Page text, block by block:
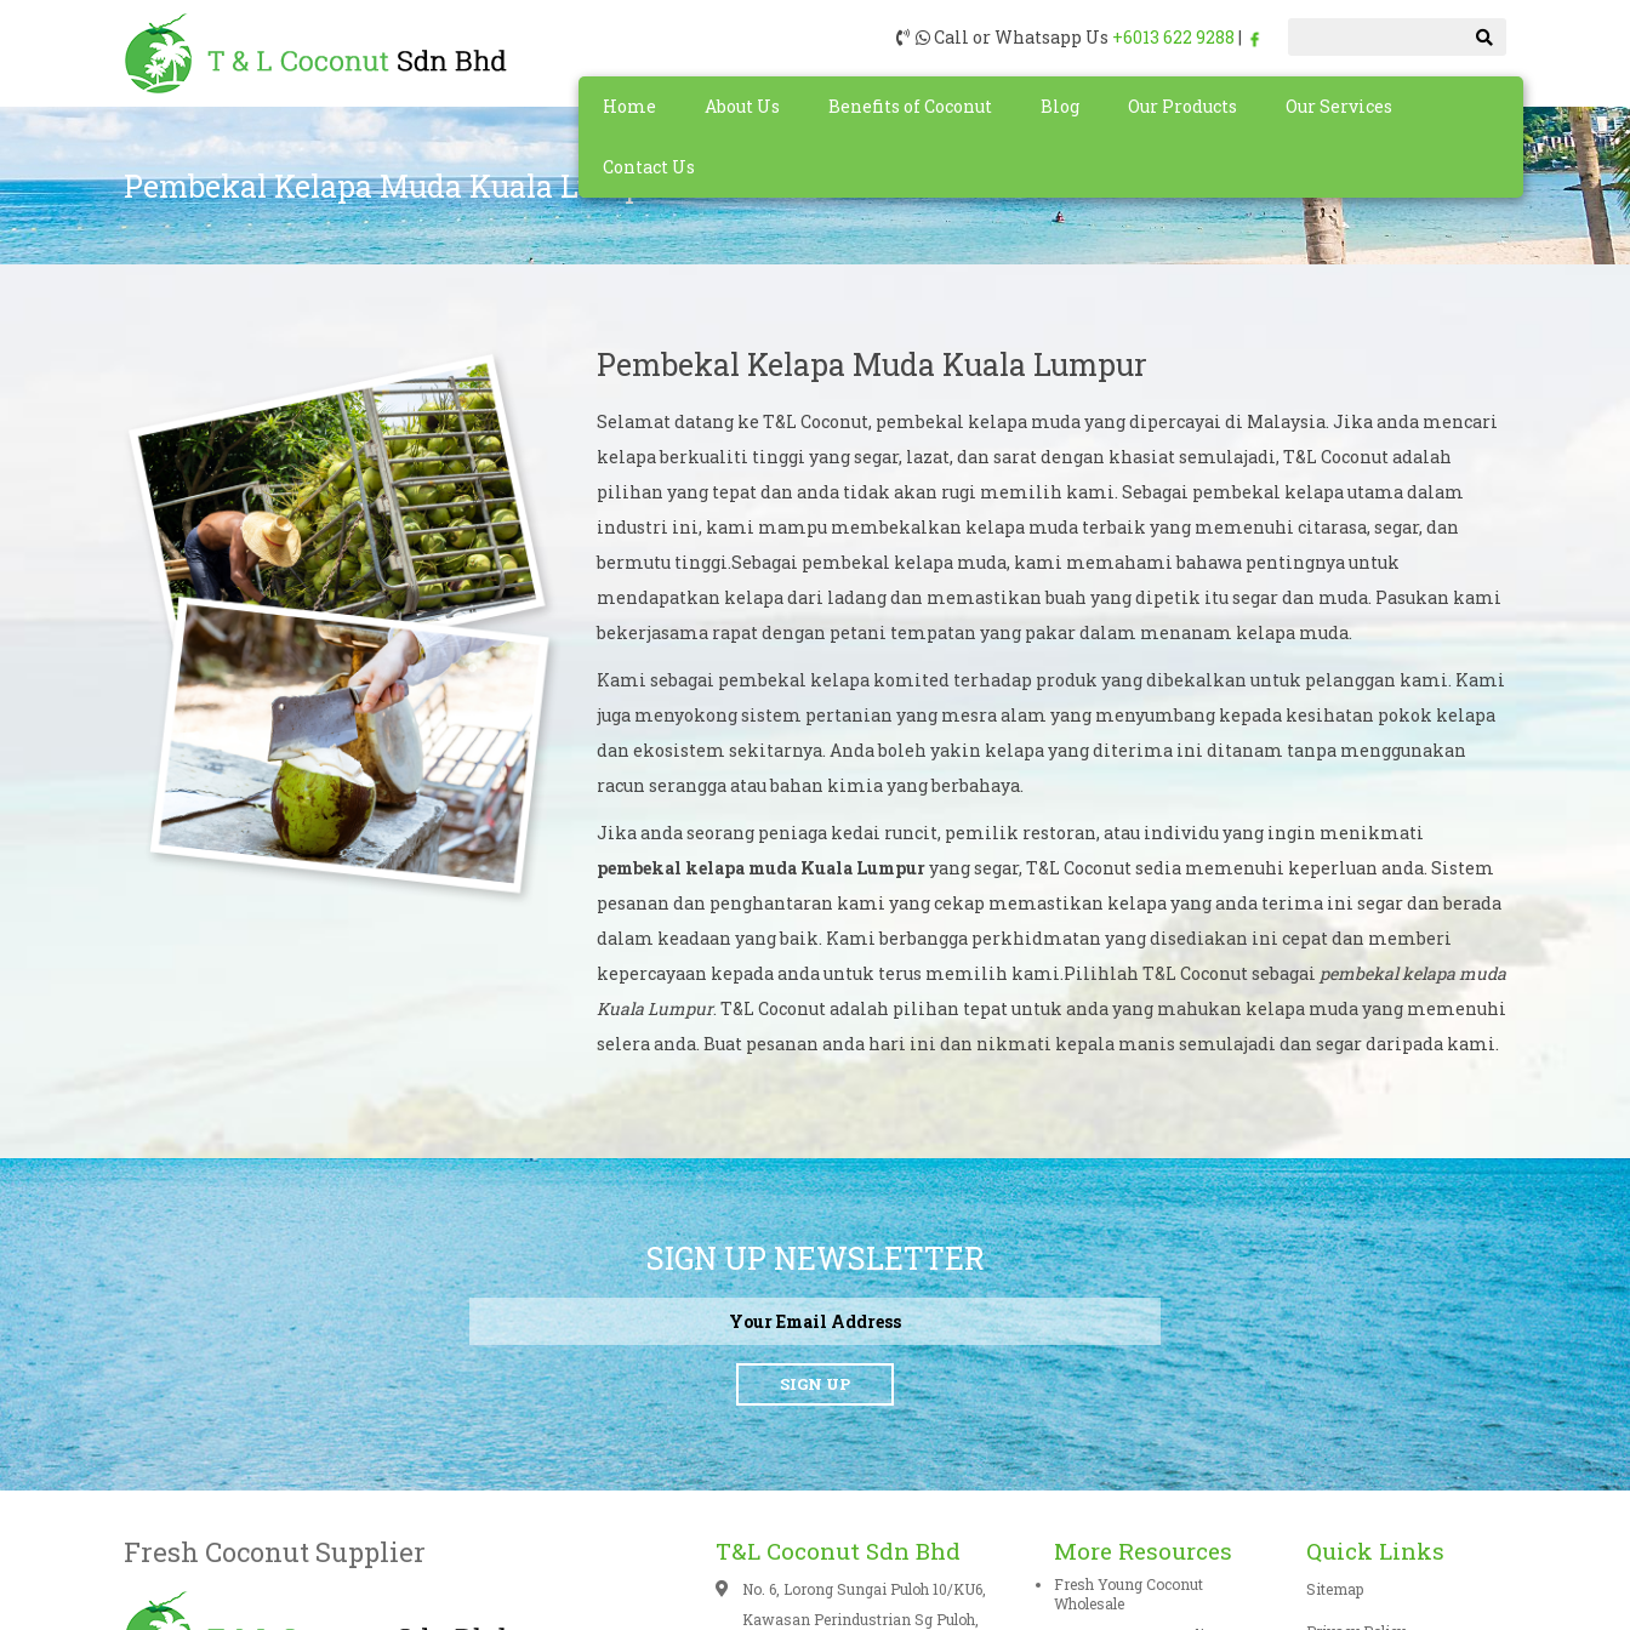
Call or Whatsapp Us +6013 622 9288 |
Home About Us Benefits of Coconut Blog Our Products Our Services
Contact Us
Pembekal Kelapa Muda Kuala Lumpur
Pembekal Kelapa Muda Kuala Lumpur
Selamat datang ke T&L Coconut, pembekal kelapa muda yang dipercayai di Malaysia. Jika anda mencari
kelapa berkualiti tinggi yang segar, lazat, dan sarat dengan khasiat semulajadi, T&L Coconut adalah
pilihan yang tepat dan anda tidak akan rugi memilih kami. Sebagai pembekal kelapa utama dalam
industri ini, kami mampu membekalkan kelapa muda terbaik yang memenuhi citarasa, segar, dan
bermutu tinggi.Sebagai pembekal kelapa muda, kami memahami bahawa pentingnya untuk
mendapatkan kelapa dari ladang dan memastikan buah yang dipetik itu segar dan muda. Pasukan kami
bekerjasama rapat dengan petani tempatan yang pakar dalam menanam kelapa muda.
Kami sebagai pembekal kelapa komited terhadap produk yang dibekalkan untuk pelanggan kami. Kami
juga menyokong sistem pertanian yang mesra alam yang menyumbang kepada kesihatan pokok kelapa
dan ekosistem sekitarnya. Anda boleh yakin kelapa yang diterima ini ditanam tanpa menggunakan
racun serangga atau bahan kimia yang berbahaya.
Jika anda seorang peniaga kedai runcit, pemilik restoran, atau individu yang ingin menikmati
pembekal kelapa muda Kuala Lumpuryang segar, T&L Coconut sedia memenuhi keperluan anda. Sistem
pesanan dan penghantaran kami yang cekap memastikan kelapa yang anda terima ini segar dan berada
dalam keadaan yang baik. Kami berbangga perkhidmatan yang disediakan ini cepat dan memberi
kepercayaan kepada anda untuk terus memilih kami.Pilihlah T&L Coconut sebagai pembekal kelapa muda
Kuala Lumpur. T&L Coconut adalah pilihan tepat untuk anda yang mahukan kelapa muda yang memenuhi
selera anda. Buat pesanan anda hari ini dan nikmati kepala manis semulajadi dan segar daripada kami.
SIGN UP NEWSLETTER
SIGN UP
Fresh Coconut Supplier T&L Coconut Sdn Bhd
No. 6, Lorong Sungai Puloh 10/KU6,
Kawasan Perindustrian Sg Puloh,
More Resources
Fresh Young Coconut
Wholesale
Quick Links
Sitemap